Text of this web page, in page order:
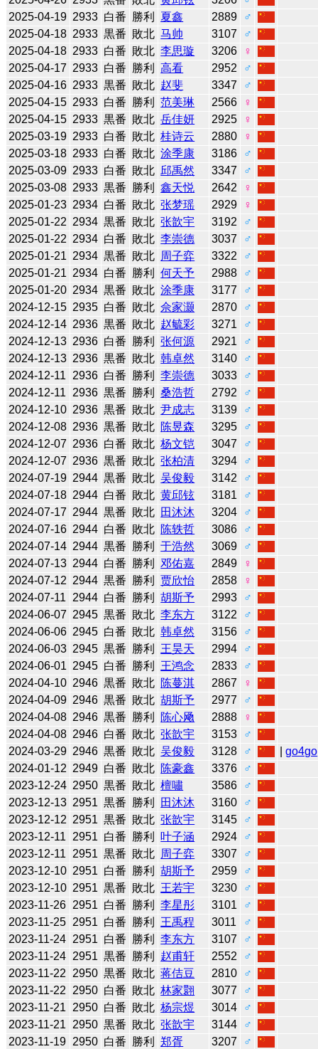
2025-04-19 2933 白番 勝利 夏鑫 2889
♂
2025-04-18 2933 黒番 敗北 马帅 3107
♂
2025-04-18 2933 白番 敗北 李思璇 3206
♀
2025-04-17 2933 白番 勝利 高看 2952
♂
2025-04-16 2933 黒番 敗北 赵斐 3347
♂
2025-04-15 2933 白番 勝利 范美琳 2566
♀
2025-04-15 2933 黒番 敗北 岳佳妍 2925
♀
2025-03-19 2933 白番 敗北 桂诗云 2880
♀
2025-03-18 2933 白番 敗北 涂季康 3186
♂
2025-03-09 2933 白番 敗北 邱禹然 3347
♂
2025-03-08 2933 黒番 勝利 鑫天悦 2642
♀
2025-01-23 2934 白番 敗北 张梦瑶 2929
♀
2025-01-22 2934 黒番 敗北 张歆宇 3192
♂
2025-01-22 2934 白番 敗北 李崇德 3037
♂
2025-01-21 2934 黒番 敗北 周子弈 3322
♂
2025-01-21 2934 白番 勝利 何天予 2988
♂
2025-01-20 2934 黒番 敗北 涂季康 3177
♂
2024-12-15 2935 白番 敗北 佘家灏 2870
♂
2024-12-14 2936 黒番 敗北 赵毓彩 3271
♂
2024-12-13 2936 白番 勝利 张何源 2921
♂
2024-12-13 2936 黒番 敗北 韩卓然 3140
♂
2024-12-11
2936 白番 勝利 李崇德 3033
♂
2024-12-11
2936 黒番 勝利 桑浩哲 2792
♂
2024-12-10 2936 黒番 敗北 尹成志 3139
♂
2024-12-08 2936 黒番 敗北 陈昱森 3295
♂
2024-12-07 2936 白番 敗北 杨文铠 3047
♂
2024-12-07 2936 黒番 敗北 张柏清 3294
♂
2024-07-19 2944 黒番 敗北 吴俊毅 3142
♂
2024-07-18 2944 白番 敗北 黄邱铉 3181
♂
2024-07-17 2944 黒番 敗北 田沐沐 3204
♂
2024-07-16 2944 白番 敗北 陈轶哲 3086
♂
2024-07-14 2944 黒番 勝利 于浩然 3069
♂
2024-07-13 2944 白番 勝利 邓佑嘉 2849
♀
2024-07-12 2944 黒番 勝利 贾欣怡 2858
♀
2024-07-11
2944 白番 勝利 胡斯予 2993
♂
2024-06-07 2945 黒番 敗北 李东方 3122
♂
2024-06-06 2945 白番 敗北 韩卓然 3156
♂
2024-06-03 2945 黒番 勝利 王昊天 2994
♂
2024-06-01 2945 白番 勝利 王鸿念 2833
♂
2024-04-10 2946 黒番 敗北 陈蔓淇 2867
♀
2024-04-09 2946 黒番 敗北 胡斯予 2977
♂
2024-04-08 2946 黒番 勝利 陈心飏 2888
♀
2024-04-08 2946 白番 敗北 张歆宇 3153
♂
2024-03-29 2946 黒番 敗北 吴俊毅 3128 ♂ |go4go
2024-01-12 2949 白番 敗北 陈豪鑫 3376
♂
2023-12-24 2950 黒番 敗北 檀嘯 3586
♂
2023-12-13 2951 黒番 勝利 田沐沐 3160
♂
2023-12-12 2951 黒番 敗北 张歆宇 3145
♂
2023-12-11
2951 白番 勝利 叶子涵 2924
♂
2023-12-11
2951 黒番 敗北 周子弈 3307
♂
2023-12-10 2951 白番 勝利 胡斯予 2959
♂
2023-12-10 2951 黒番 敗北 王若宇 3230
♂
2023-11-26 2951 白番 勝利 李星彤 3101
♂
2023-11-25 2951 白番 勝利 王禹程 3011
♂
2023-11-24 2951 白番 勝利 李东方 3107
♂
2023-11-24 2951 黒番 勝利 赵甫轩 2552
♂
2023-11-22
2950 黒番 敗北 蒋佶豆 2810
♂
2023-11-22
2950 白番 敗北 林家翾 3077
♂
2023-11-21
2950 白番 敗北 杨宗煜 3014
♂
2023-11-21
2950 黒番 敗北 张歆宇 3144
♂
2023-11-19 2950 白番 勝利 郑胥 3207 ♂